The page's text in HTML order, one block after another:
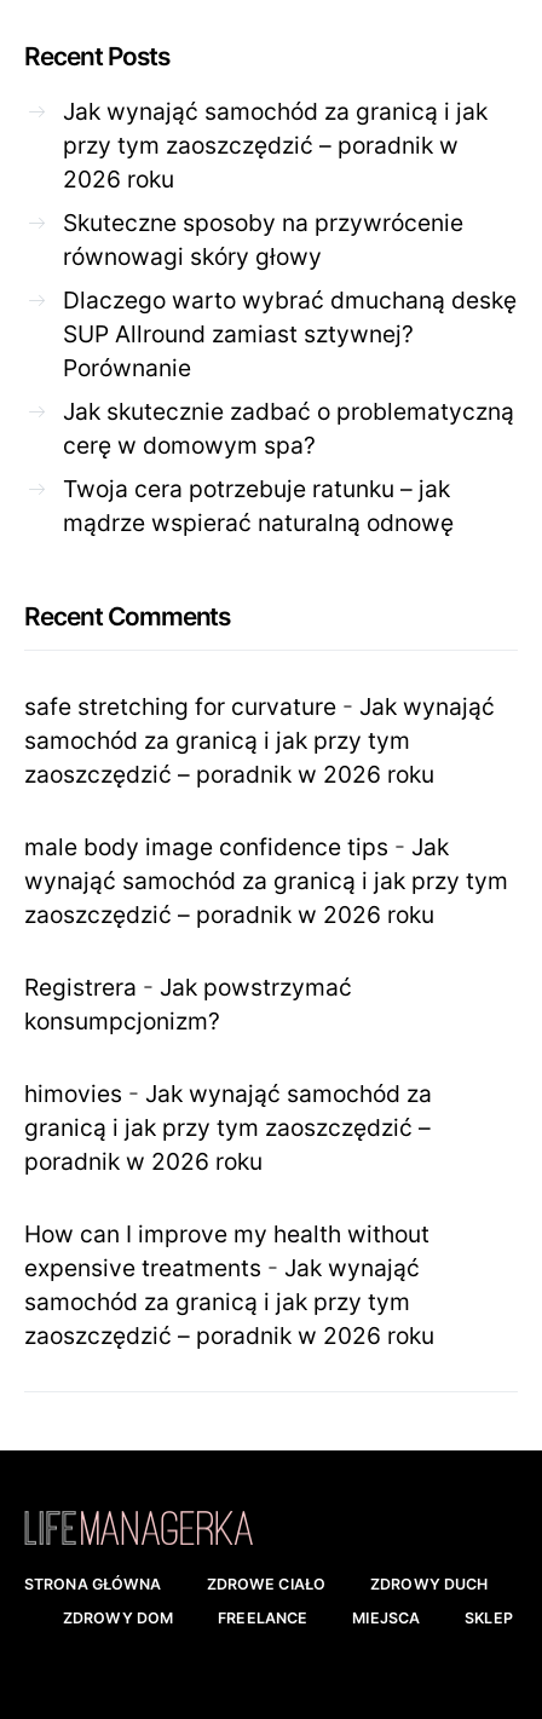
Recent Posts
Jak wynająć samochód za granicą i jak
przy tym zaoszczędzić – poradnik w
2026 roku
Skuteczne sposoby na przywrócenie
równowagi skóry głowy
Dlaczego warto wybrać dmuchaną deskę
SUP Allround zamiast sztywnej?
Porównanie
Jak skutecznie zadbać o problematyczną
cerę w domowym spa?
Twoja cera potrzebuje ratunku – jak
mądrze wspierać naturalną odnowę
Recent Comments
safe stretching for curvature - Jak wynająć
samochód za granicą i jak przy tym
zaoszczędzić – poradnik w 2026 roku
male body image confidence tips - Jak
wynająć samochód za granicą i jak przy tym
zaoszczędzić – poradnik w 2026 roku
Registrera - Jak powstrzymać
konsumpcjonizm?
himovies - Jak wynająć samochód za
granicą i jak przy tym zaoszczędzić –
poradnik w 2026 roku
How can I improve my health without
expensive treatments - Jak wynająć
samochód za granicą i jak przy tym
zaoszczędzić – poradnik w 2026 roku
STRONA GŁÓWNA ZDROWE CIAŁO
ZDROWY DUCH
ZDROWY DOM
FREELANCE MIEJSCA SKLEP